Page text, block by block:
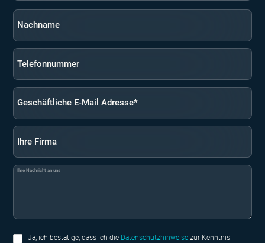
Nachname
Telefonnummer
Geschäftliche E-Mail Adresse*
Ihre Firma
Ihre Nachricht an uns
Ja, ich bestätige, dass ich die Datenschutzhinweise zur Kenntnis